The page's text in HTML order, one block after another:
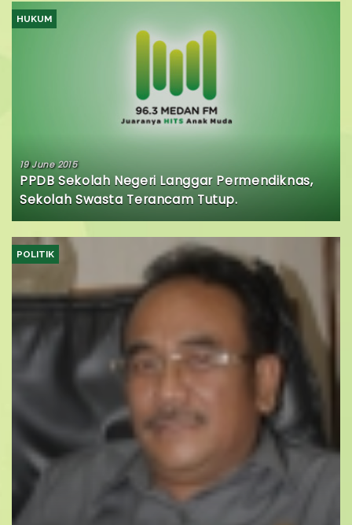
HUKUM
19 June 2015
PPDB Sekolah Negeri Langgar Permendiknas,
Sekolah Swasta Terancam Tutup.
POLITIK